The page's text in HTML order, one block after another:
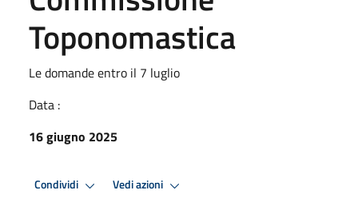
Toponomastica
Le domande entro il 7 luglio
Data :
16 giugno 2025
Condividi Vedi azioni